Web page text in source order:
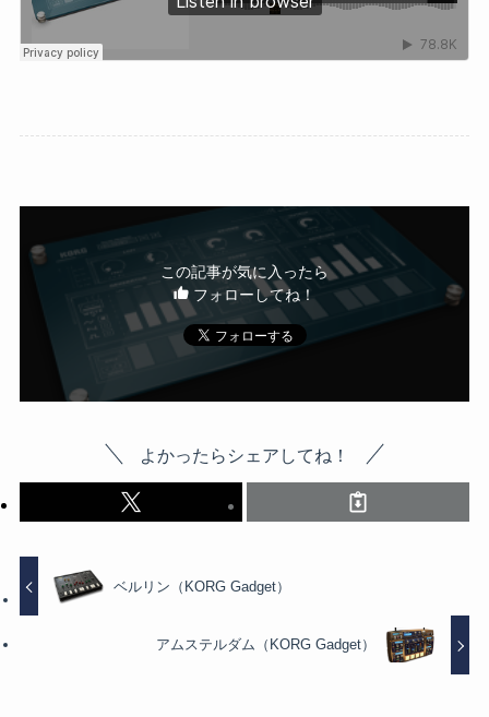
この記事が気に入ったら
フォローしてね！
よかったらシェアしてね！
ベルリン（KORG Gadget）
アムステルダム（KORG Gadget）